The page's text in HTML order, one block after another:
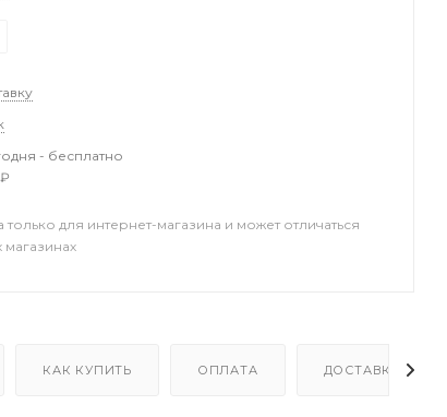
- бесплатно
только для интернет-магазина и может отличаться
КАК КУПИТЬ ОПЛАТА ДОСТАВКА